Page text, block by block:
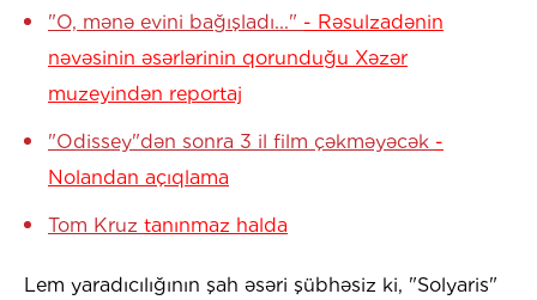
"O, mənə evini bağışladı..." - Rəsulzadənin
nəvəsinin əsərlərinin qorunduğu Xəzər
muzeyindən reportaj
"Odissey"dən sonra 3 il film çəkməyəcək -
Nolandan açıqlama
Tom Kruz tanınmaz halda
Lem yaradıcılığının şah əsəri şübhəsiz ki, "Solyaris"